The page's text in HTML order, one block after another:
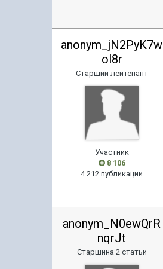
anonym_jN2PyK7w
ol8r
Старший лейтенант
Участник
8 106
4 212 публикации
anonym_N0ewQrR
nqrJt
Старшина 2 статьи